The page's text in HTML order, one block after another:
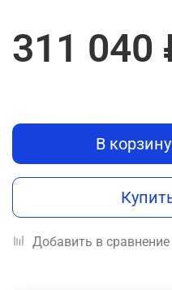
311 040
В корзину
Добавить в сравнение